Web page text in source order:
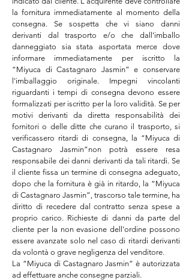
la fornitura immediatamente al momento della
consegna. Se sospetta che vi siano danni
derivanti dal trasporto e/o che dall'imballo
danneggiato sia stata asportata merce dove
informare immediatamente per iscritto la
“Miyuca diCastagnaro Jasmin” e conservare
l'imballaggio originale. Impegni vincolanti
riguardanti i tempi di consegna devono essere
formalizzati per iscritto per la loro validità. Se per
motivi derivanti da diretta responsabilità dei
fornitori o delle ditte che curano il trasporto, si
verificassero ritardi di consegna, la “Miyuca di
Castagnaro Jasmin”non potrà essere resa
responsabile dei danni derivanti da tali ritardi. Se
il cliente fissa un termine di consegna adeguato,
dopo che la fornitura è già in ritardo, la “Miyuca
di Castagnaro Jasmin”, trascorso tale termine, ha
diritto di recedere dal contratto senza spese a
proprio carico. Richieste di danni da parte del
cliente per la non evasione dell'ordine possono
essere avanzate solo nel caso di ritardi derivanti
da volontà o grave negligenza del venditore.
La “Miyuca di CastagnaroJasmin” è autorizzata
ad effettuare anche consegne parziali.